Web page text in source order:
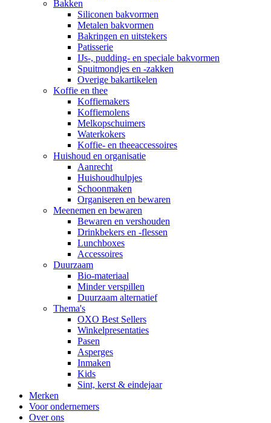
Bakken
Siliconen bakvormen
Metalen bakvormen
Bakringen en uitstekers
Patisserie
IJs-, pudding- en speciale bakvormen
Spuitmondjes en -zakken
Overige bakartikelen
Koffie en thee
Koffiemakers
Koffiemolens
Melkopschuimers
Waterkokers
Koffie- en theeaccessoires
Huishoud en organisatie
Aanrecht
Huishoudhulpjes
Schoonmaken
Organiseren en bewaren
Meenemen en bewaren
Bewaren en vershouden
Drinkbekers en -flessen
Lunchboxes
Accessoires
Duurzaam
Bio-materiaal
Minder verspillen
Duurzaam alternatief
Thema's
OXO Best Sellers
Winkelpresentaties
Pasen
Asperges
Inmaken
Kids
Sint, kerst & eindejaar
Merken
Voor ondernemers
Over ons